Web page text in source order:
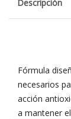
Descripción
Fórmula
necesarios
acción
a mantener